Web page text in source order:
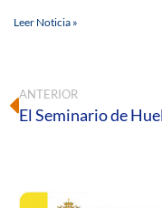
Leer Noticia »
ANTERIOR